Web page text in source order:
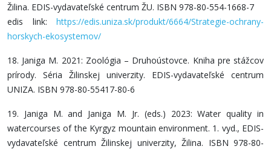
Žilina. EDIS-vydavateľské centrum ŽU. ISBN 978-80-554-1668-7
edis link: https://edis.uniza.sk/produkt/6664/Strategie-ochrany-
horskych-ekosystemov/
18. Janiga M. 2021: Zoológia – Druhoústovce. Kniha pre stážcov
prírody. Séria Žilinskej univerzity. EDIS-vydavateľské centrum
UNIZA. ISBN 978-80-55417-80-6
19. Janiga M. and Janiga M. Jr. (eds.) 2023: Water quality in
watercourses of the Kyrgyz mountain environment. 1. vyd., EDIS-
vydavateľské centrum Žilinskej univerzity, Žilina. ISBN 978-80-